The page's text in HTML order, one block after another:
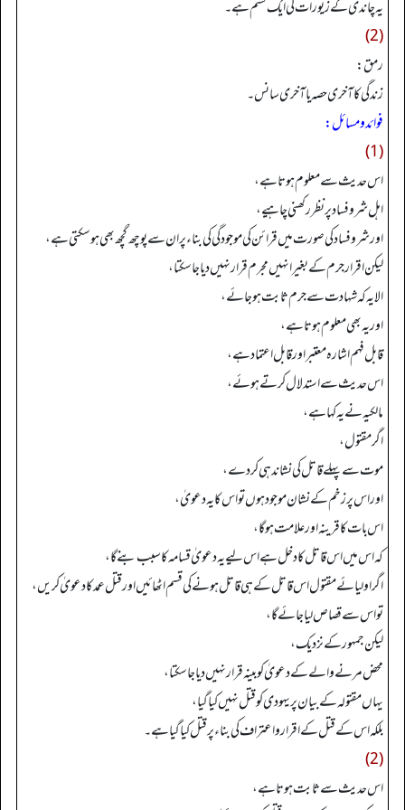
یہ چاندی کے زیورات کی ایک قسم ہے۔
(2)
رمق:
زندگی کا آخری حصہ یا آخری سانس۔
فوائد ومسائل:
(1)
اس حدیث سے معلوم ہوتا ہے،
اہل شر و فساد پر نظر رکھنی چاہیے،
اور شر و فساد کی صورت میں قرائن کی موجودگی کی بناء پر ان سے پوچھ گچھ بھی ہو سکتی ہے،
لیکن اقرار جرم کے بغیر انہیں مجرم قرار نہیں دیا جا سکتا،
الا یہ کہ شہادت سے جرم ثابت ہو جائے،
اور یہ بھی معلوم ہوتا ہے،
قابل فہم اشارہ معتبر اور قابل اعتماد ہے،
اس حدیث سے استدلال کرتے ہوئے،
مالکیہ نے یہ کہا ہے،
اگر مقتول،
موت سے پہلے قاتل کی نشاندہی کر دے،
اور اس پر زخم کے نشان موجود ہوں تو اس کا یہ دعویٰ،
اس بات کا قرینہ اور علامت ہو گا،
کہ اس میں اس قاتل کا دخل ہے اس لیے یہ دعویٰ قسامہ کا سبب بنے گا،
اگر اولیائے مقتول اس قاتل کے ہی قاتل ہونے کی قسم اٹھائیں اور قتل عمد کا دعویٰ کریں،
تو اس سے قصاص لیا جائے گا،
لیکن جمہور کے نزدیک،
محض مرنے والے کے دعویٰ کو بینہ قرار نہیں دیا جا سکتا،
یہاں مقتولہ کے بیان پر یہودی کو قتل نہیں کیا گیا،
بلکہ اس کے قتل کے اقرار و اعتراف کی بناء پر قتل کیا گیا ہے۔
(2)
اس حدیث سے ثابت ہوتا ہے،